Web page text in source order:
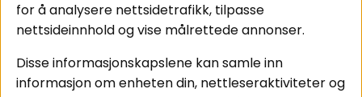
Billyd
Instagram
for å analysere nettsidetrafikk, tilpasse
nettsideinnhold og vise målrettede annonser.
Disse informasjonskapslene kan samle inn
informasjon om enheten din, nettleseraktiviteter og